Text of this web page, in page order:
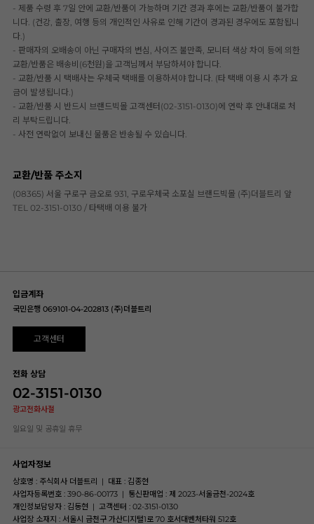
- 제품 수령 후 7일 안에 교환/반품이 가능하며 기간 경과 후에는 교환/반품이 불가합
니다. (건강, 출장, 여행 등의 개인적인 사유로 인해 기간이 경과된 경우에도 포함됩니
다.)
- 판매자의 오배송이 아닌 구매자의 변심, 사이즈 불만족, 모니터 색상 차이 등에 의한
교환/반품은 배송비(6천원)을 고객님께서 부담하셔야 합니다.
- 교환/반품 시 택배사는 우체국 택배를 이용하셔야 합니다. (타 택배 이용 시 추가 요
금이 발생됩니다.)
- 교환/반품 시 반드시 브랜드빅몰 고객센터(02-3151-0130)에 연락 후 안내대로 처
리 부탁드립니다.
- 사전 연락없이 보내신 물품은 반송될 수 있습니다.
교환/반품 주소지
(08365) 서울 구로구 금오로 931, 구로우체국 소포실 브랜드빅몰 (주)더블트리 앞
TEL 02-3151-0130 / 타택배 이용 불가
입금계좌
국민은행 069101-04-202813 (주)더블트리
고객센터
전화 상담
02-3151-0130
광고전화사절
일요일 및 공휴일 휴무
사업자정보
상호명 : 주식회사 더블트리 | 대표 : 김종현
사업자등록번호 : 390-86-00173 | 통신판매업 : 제 2023-서울금천-2024호
개인정보담당자 : 김동현 | 고객센터 : 02-3151-0130
사업장 소재지 : 서울시 금천구 가산디지털1로 70 호서대벤처타워 512호